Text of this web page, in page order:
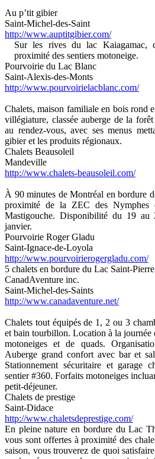
Au p’tit gibier
Saint-Michel-des-Saint
http://www.auptitgibier.com/
Sur les rives du lac Kaiagamac,
proximité des sentiers motoneige.
Pourvoirie du Lac Blanc
Saint-Alexis-des-Monts
http://www.pourvoirielacblanc.com/
Chalets, maison familiale en bois rond
villégiature, classée auberge de la
au rendez-vous, avec ses menus
gibier et les produits régionaux.
Chalets Beausoleil
Mandeville
http://www.chalets-beausoleil.com/
À 90 minutes de Montréal en bordure
proximité de la ZEC des Nymphes
Mastigouche. Disponibilité du 19 au
janvier.
Pourvoirie Roger Gladu
Saint-Ignace-de-Loyola
http://www.pourvoirierogergladu.com/
5 chalets en bordure du Lac Saint-Pierre
CanadAventure inc.
Saint-Michel-des-Saints
http://www.canadaventure.net/
Chalets tout équipés de 1, 2 ou 3
et bain tourbillon. Location à la journée
motoneiges et de quads.
Auberge grand confort avec bar et
Stationnement sécuritaire et garage
sentier #360. Forfaits motoneiges
petit-déjeuner.
Chalets de prestige
Saint-Didace
http://www.chaletsdeprestige.com/
En pleine nature en bordure du Lac
vous sont offertes à proximité des
saison, vous trouverez de quoi